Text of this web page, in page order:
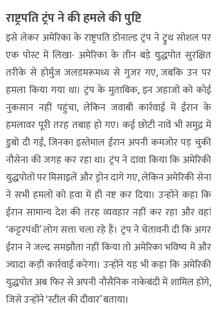
राष्ट्रपति ट्रंप ने की हमले की पुष्टि
इसे लेकर अमेरिका के राष्ट्रपति डोनाल्ड ट्रंप ने ट्रुथ सोशल पर
एक पोस्ट में लिखा- अमेरिका के तीन बड़े युद्धपोत सुरक्षित
तरीके से होर्मुज जलडमरूमध्य से गुजर गए, जबकि उन पर
हमला किया गया था। ट्रंप के मुताबिक, इन जहाजों को कोई
नुकसान नहीं पहुंचा, लेकिन जवाबी कार्रवाई में ईरान के
हमलावर पूरी तरह तबाह हो गए। कई छोटी नावें भी समुद्र में
डुबो दी गईं, जिनका इस्तेमाल ईरान अपनी कमजोर पड़ चुकी
नौसेना की जगह कर रहा था। ट्रंप ने दावा किया कि अमेरिकी
युद्धपोतों पर मिसाइलें और ड्रोन दागे गए, लेकिन अमेरिकी सेना
ने सभी हमलों को हवा में ही नष्ट कर दिया। उन्होंने कहा कि
ईरान सामान्य देश की तरह व्यवहार नहीं कर रहा और वहां
‘कट्टरपंथी’ लोग सत्ता चला रहे हैं। ट्रंप ने चेतावनी दी कि अगर
ईरान ने जल्द समझौता नहीं किया तो अमेरिका भविष्य में और
ज्यादा कड़ी कार्रवाई करेगा। उन्होंने यह भी कहा कि अमेरिकी
युद्धपोत अब फिर से अपनी नौसैनिक नाकेबंदी में शामिल होंगे,
जिसे उन्होंने ‘स्टील की दीवार’ बताया।